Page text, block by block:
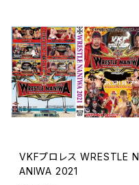
VKFプロレス WRESTLE N
ANIWA 2021